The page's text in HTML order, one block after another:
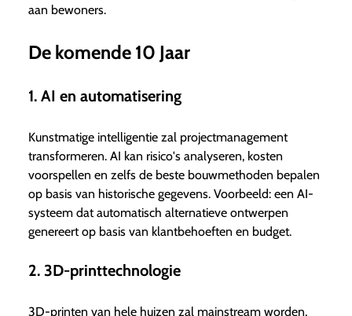
aan bewoners.
De komende 10 Jaar
1. AI en automatisering
Kunstmatige intelligentie zal projectmanagement
transformeren. AI kan risico's analyseren, kosten
voorspellen en zelfs de beste bouwmethoden bepalen
op basis van historische gegevens. Voorbeeld: een AI-
systeem dat automatisch alternatieve ontwerpen
genereert op basis van klantbehoeften en budget.
2. 3D-printtechnologie
3D-printen van hele huizen zal mainstream worden,